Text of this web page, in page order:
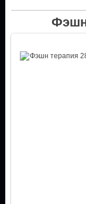
Фэшн